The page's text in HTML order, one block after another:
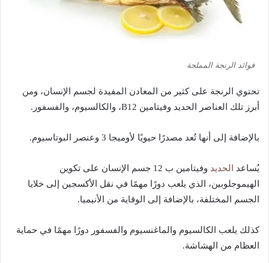
فوائد الرنجة المملحة
تحتوي الرنجة على كثير من المعادن المفيدة لجسم الإنسان، ومن
أبرز تلك العناصر الحديد وفيتامين B12، والكالسيوم، والفسفور.
بالإضافة إلى أنها تُعد مصدرًا حيويًا لأوميجا 3 وعنصر البوتاسيوم.
يُساعد الحديد
وفيتامين ب 12 جسم الإنسان على تكوين
الهيموجلوبين، الذي يلعب دورًا مهمًا في نقل الأكسجين إلى خلايا
الجسم المختلفة، بالإضافة إلى الوقاية من الأنيميا.
كذلك يلعب الكالسيوم والماغنسيوم والفسفور دورًا مهمًا في حماية
العظام من الهشاشة.